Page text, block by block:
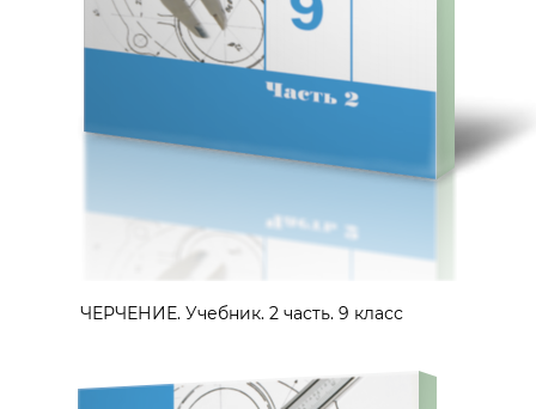
ЧЕРЧЕНИЕ. Учебник. 2 часть. 9 класс